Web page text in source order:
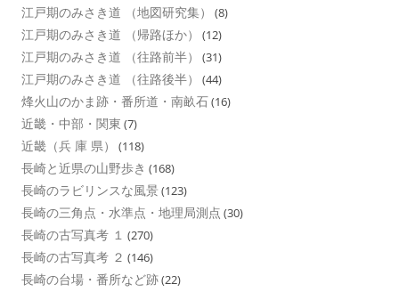
江戸期のみさき道 （地図研究集） (8)
江戸期のみさき道 （帰路ほか） (12)
江戸期のみさき道 （往路前半） (31)
江戸期のみさき道 （往路後半） (44)
烽火山のかま跡・番所道・南畝石(16)
近畿・中部・関東 (7)
近畿（兵 庫 県） (118)
長崎と近県の山野歩き (168)
長崎のラビリンスな風景 (123)
長崎の三角点・水準点・地理局測点 (30)
長崎の古写真考 １ (270)
長崎の古写真考 ２ (146)
長崎の台場・番所など跡(22)